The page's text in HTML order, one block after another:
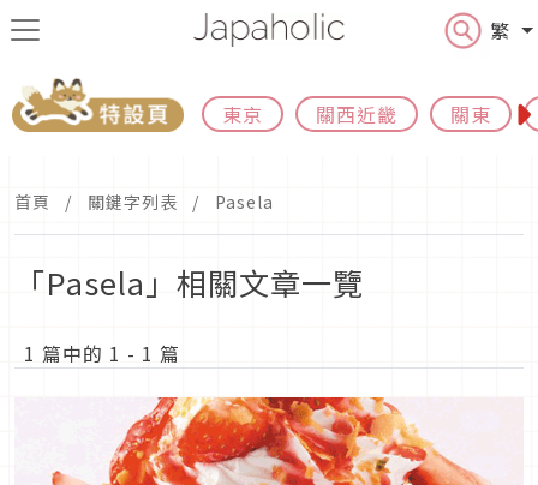
繁
東京 關西近畿 關東
首頁 關鍵字列表 Pasela
「Pasela」相關文章一覽
1 篇中的 1 - 1 篇